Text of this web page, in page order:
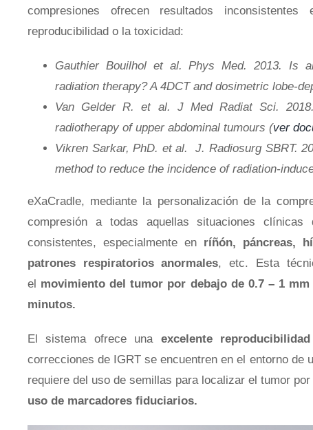
Sistemas de Láseres
Accesorios – Miscelánea
compresiones ofrecen resultados
reproducibilidad o la toxicidad:
Gauthier Bouilhol et al. Phys Med. 2013. Is
radiation therapy? A 4DCT and dosimetric lobe-
Van Gelder R. et al. J Med Radiat Sci.
radiotherapy of upper abdominal tumours (ver
Vikren Sarkar, PhD. et al. J. Radiosurg SBRT.
method to reduce the incidence of radiation-
​eXaCradle, mediante la personalización de la
compresión a todas aquellas situaciones
consistentes, especialmente en ríñón, páncreas,
patrones respiratorios anormales, etc. Esta
el movimiento del tumor por debajo de 0.7 – 1
minutos.
El sistema ofrece una excelente reproducibilidad
correcciones de IGRT se encuentren en el entorno
requiere del uso de semillas para localizar el tumor
uso de marcadores fiduciarios.